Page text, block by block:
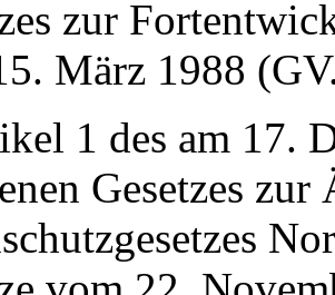
zur
März 1988
1 des am 17.
Gesetzes zur